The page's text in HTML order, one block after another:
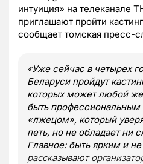
интуиция» на телеканале
приглашают пройти
сообщает томская пресс-
«Уже сейчас в четырех
Беларуси пройдут
которых может любой
быть
«лжецом», который
петь, но не обладает ни
Главное: быть ярким и
рассказывают